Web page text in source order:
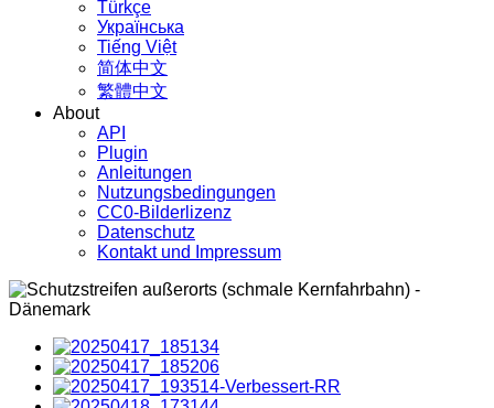
Türkçe
Українська
Tiếng Việt
简体中文
繁體中文
About
API
Plugin
Anleitungen
Nutzungsbedingungen
CC0-Bilderlizenz
Datenschutz
Kontakt und Impressum